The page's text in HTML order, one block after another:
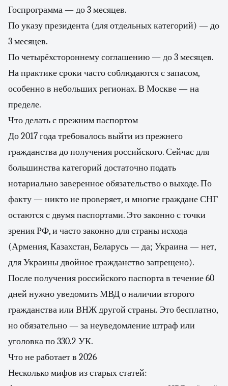
Госпрограмма — до 3 месяцев.
По указу президента (для отдельных категорий) — до
3 месяцев.
По четырёхстороннему соглашению — до 3 месяцев.
На практике сроки часто соблюдаются с запасом,
особенно в небольших регионах. В Москве — на
пределе.
Что делать с прежним паспортом
До 2017 года требовалось выйти из прежнего
гражданства до получения российского. Сейчас для
большинства категорий достаточно подать
нотариально заверенное обязательство о выходе. По
факту — никто не проверяет, и многие граждане СНГ
остаются с двумя паспортами. Это законно с точки
зрения РФ, и часто законно для страны исхода
(Армения, Казахстан, Беларусь — да; Украина — нет,
для Украины двойное гражданство запрещено).
После получения российского паспорта в течение 60
дней нужно уведомить МВД о наличии второго
гражданства или ВНЖ другой страны. Это бесплатно,
но обязательно — за неуведомление штраф или
уголовка по 330.2 УК.
Что не работает в 2026
Несколько мифов из старых статей: